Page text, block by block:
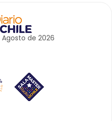
Agosto de 2026